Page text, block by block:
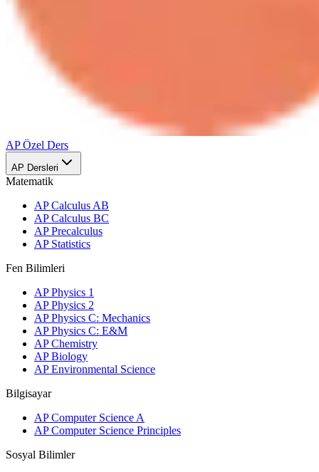
AP Özel Ders
AP Dersleri
Matematik
AP Calculus AB
AP Calculus BC
AP Precalculus
AP Statistics
Fen Bilimleri
AP Physics 1
AP Physics 2
AP Physics C: Mechanics
AP Physics C: E&M
AP Chemistry
AP Biology
AP Environmental Science
Bilgisayar
AP Computer Science A
AP Computer Science Principles
Sosyal Bilimler